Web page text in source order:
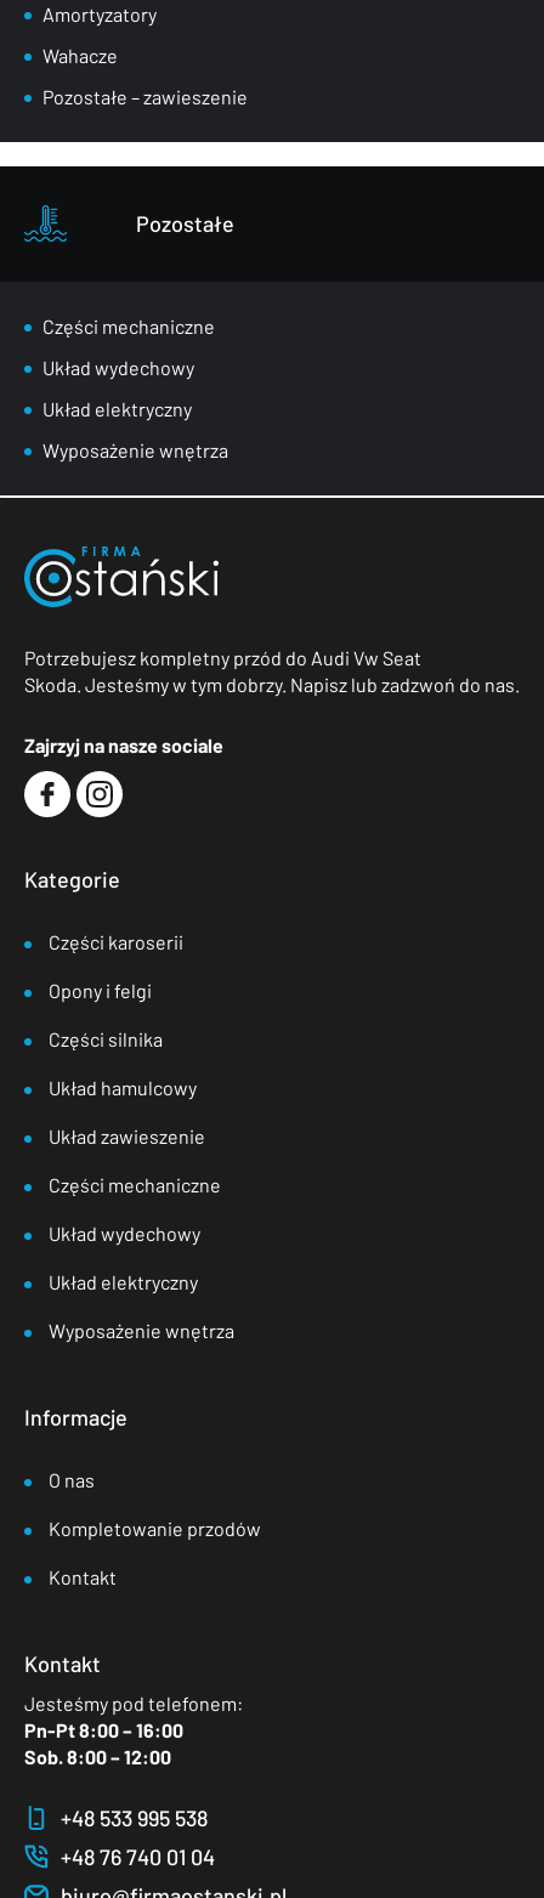
Amortyzatory
Wahacze
Pozostałe – zawieszenie
Pozostałe
Części mechaniczne
Układ wydechowy
Układ elektryczny
Wyposażenie wnętrza
Potrzebujesz kompletny przód do Audi Vw Seat
Skoda. Jesteśmy w tym dobrzy. Napisz lub zadzwoń do nas.
Zajrzyj na nasze sociale
Kategorie
Części karoserii
Opony i felgi
Części silnika
Układ hamulcowy
Układ zawieszenie
Części mechaniczne
Układ wydechowy
Układ elektryczny
Wyposażenie wnętrza
Informacje
O nas
Kompletowanie przodów
Kontakt
Kontakt
Jesteśmy pod telefonem:
Pn-Pt 8:00 – 16:00
Sob. 8:00 – 12:00
+48 533 995 538
+48 76 740 01 04